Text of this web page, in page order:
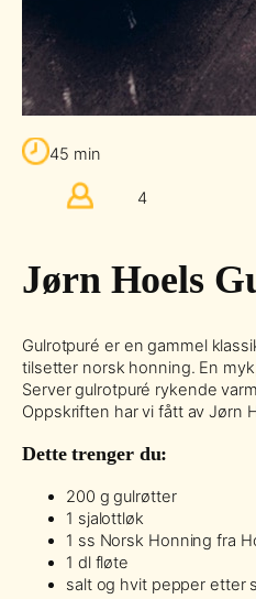
45 min
4
Jørn Hoels
Gulrotpuré er en gammel
tilsetter norsk honning. En
Server gulrotpuré rykende
Oppskriften har vi fått av Jørn
Dette trenger du:
200 g gulrøtter
1 sjalottløk
1 ss Norsk Honning fra
1 dl fløte
salt og hvit pepper etter